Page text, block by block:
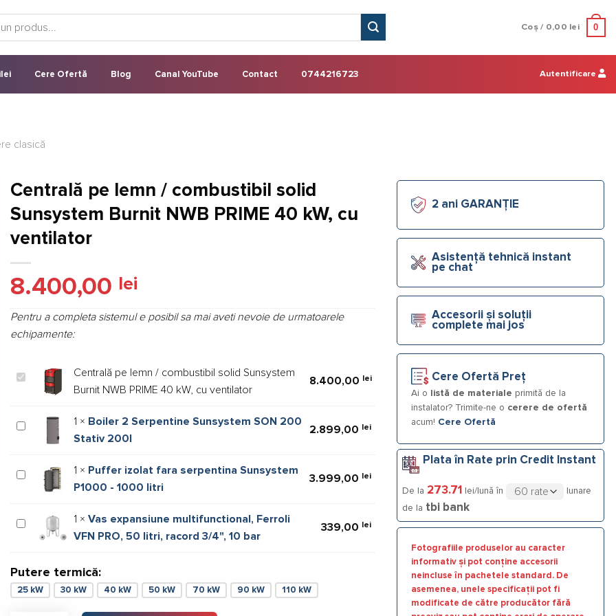
Coș / 0,00 lei 0
Cere Ofertă Blog Canal YouTube Contact 0744216723 Autentificare
clasică
Centrală pe lemn / combustibil solid ​
Sunsystem Burnit NWB PRIME 40 kW, cu
ventilator
8.400,00 lei
Pentru a completa sistemul e posibil sa mai aveti nevoie de urmatoarele
echipamente:
Centrală
lemn
/
combustibil
solid
Sunsystem
Burnit
NWB
PRIME
40
kW,
cu
ventilator
Centrală pe lemn / combustibil solid ​Sunsystem
Burnit NWB PRIME 40 kW, cu ventilator
8.400,00 lei
Boiler
Serpentine
Sunsystem
200
Stativ
1 × Boiler 2 Serpentine Sunsystem SON 200
Stativ 200l
2.899,00 lei
Puffer
fara
serpentina
Sunsystem
P1000
-
1000
1 × Puffer izolat fara serpentina Sunsystem
P1000 - 1000 litri
3.999,00 lei
Vas
expansiune
multifunctional,
Ferroli
VFN
1 × Vas expansiune multifunctional, Ferroli
VFN PRO, 50 litri, racord 3/4", 10 bar
339,00 lei
Putere termică:
25 kW 30 kW 40 kW 50 kW 70 kW 90 kW 110 kW
2 ani GARANȚIE
Asistență tehnică instant
pe chat
Accesorii și soluții
complete mai jos
Cere Ofertă Preț
Ai o listă de materiale primită de la
instalator? Trimite-ne o cerere de ofertă
acum! Cere Ofertă
Plata în Rate prin Credit Instant
De la 273.71 lei/lună în
lunare
de la tbi bank
Fotografiile produselor au caracter
informativ și pot conține accesorii
neincluse în pachetele standard. De
asemenea, unele specificații pot fi
modificate de către producător fără